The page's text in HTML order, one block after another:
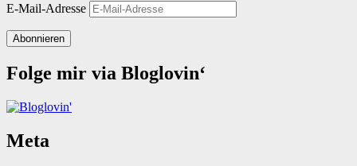
E-Mail-Adresse
Abonnieren
Folge mir via Bloglovin‘
Meta